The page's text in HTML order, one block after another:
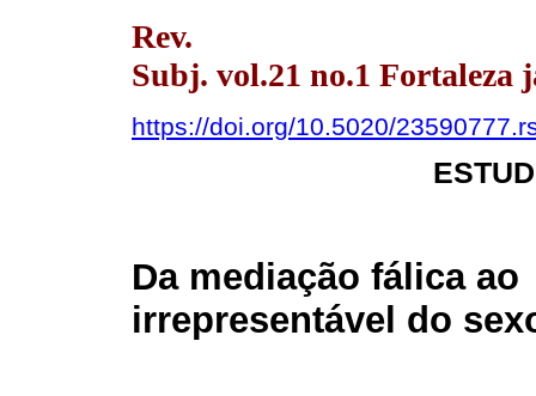
Rev.
Subj. vol.21 no.1 Fortaleza
https://doi.org/10.5020/
Da mediação fálica ao
irrepresentável do